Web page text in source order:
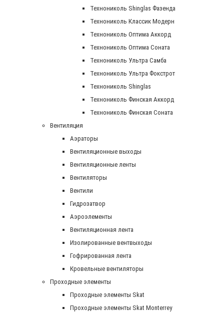
Технониколь Shinglas Фазенда
Технониколь Классик Модерн
Технониколь Оптима Аккорд
Технониколь Оптима Соната
Технониколь Ультра Самба
Технониколь Ультра Фокстрот
Технониколь Shinglas
Технониколь Финская Аккорд
Технониколь Финская Соната
Вентиляция
Аэраторы
Вентиляционные выходы
Вентиляционные ленты
Вентиляторы
Вентили
Гидрозатвор
Аэроэлементы
Вентиляционная лента
Изолированные вентвыходы
Гофрированная лента
Кровельные вентиляторы
Проходные элементы
Проходные элементы Skat
Проходные элементы Skat Monterrey